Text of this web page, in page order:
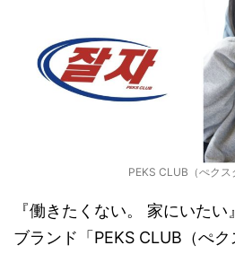
PEKS CLUB（ぺクス
『働きたくない。 家にいた
ブランド「PEKS CLUB（ぺ